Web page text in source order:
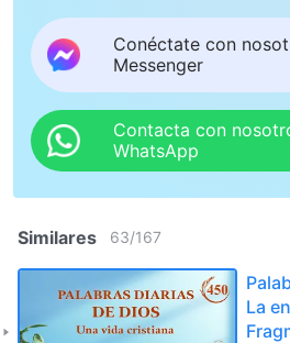
Conéctate con
Messenger
Contacta con
WhatsApp
Similares 63/167
La